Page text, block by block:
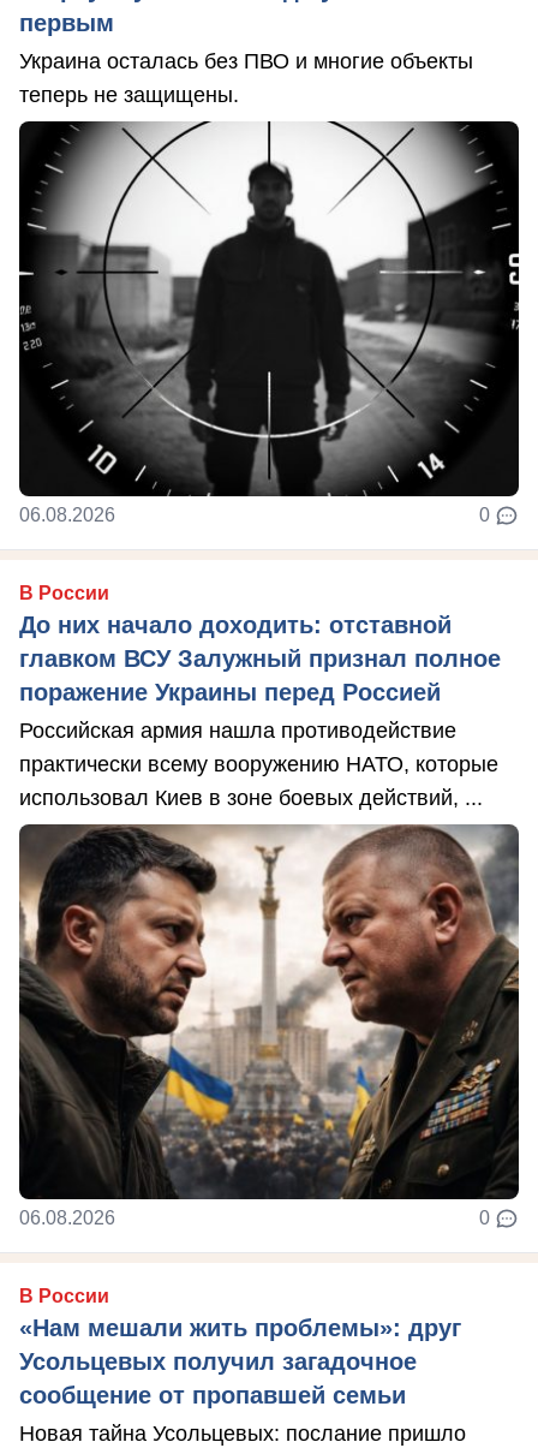
первым
Украина осталась без ПВО и многие объекты
теперь не защищены.
06.08.2026 0
В России
До них начало доходить: отставной
главком ВСУ Залужный признал полное
поражение Украины перед Россией
Российская армия нашла противодействие
практически всему вооружению НАТО, которые
использовал Киев в зоне боевых действий, ...
06.08.2026 0
В России
«Нам мешали жить проблемы»: друг
Усольцевых получил загадочное
сообщение от пропавшей семьи
Новая тайна Усольцевых: послание пришло